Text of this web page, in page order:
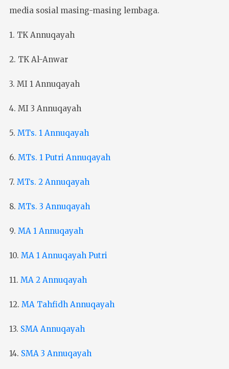
media sosial masing-masing lembaga.
1. TK Annuqayah
2. TK Al-Anwar
3. MI 1 Annuqayah
4. MI 3 Annuqayah
5. MTs. 1 Annuqayah
6. MTs. 1 Putri Annuqayah
7. MTs. 2 Annuqayah
8. MTs. 3 Annuqayah
9. MA 1 Annuqayah
10. MA 1 Annuqayah Putri
11. MA 2 Annuqayah
12. MA Tahfidh Annuqayah
13. SMA Annuqayah
14. SMA 3 Annuqayah